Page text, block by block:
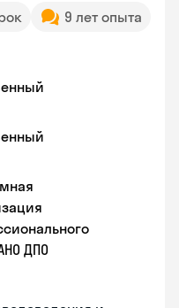
9 лет опыта
ДПО